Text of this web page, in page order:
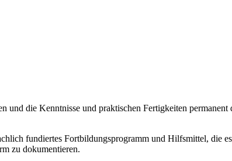
und die Kenntnisse und praktischen Fertigkeiten
fundiertes Fortbildungsprogramm und Hilfsmittel, die
zu dokumentieren.